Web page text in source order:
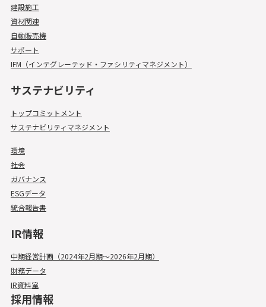
建設施工
資材関連
自動販売機
サポート
IFM（インテグレーテッド・ファシリティマネジメント）
サステナビリティ
トップコミットメント
サステナビリティマネジメント
環境
社会
ガバナンス
ESGデータ
統合報告書
IR情報
中期経営計画（2024年2月期～2026年2月期）
財務データ
IR資料室
採用情報